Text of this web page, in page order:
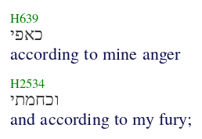
H639
כאפי
according to mine anger
H2534
וכחמתי
and according to my fury;